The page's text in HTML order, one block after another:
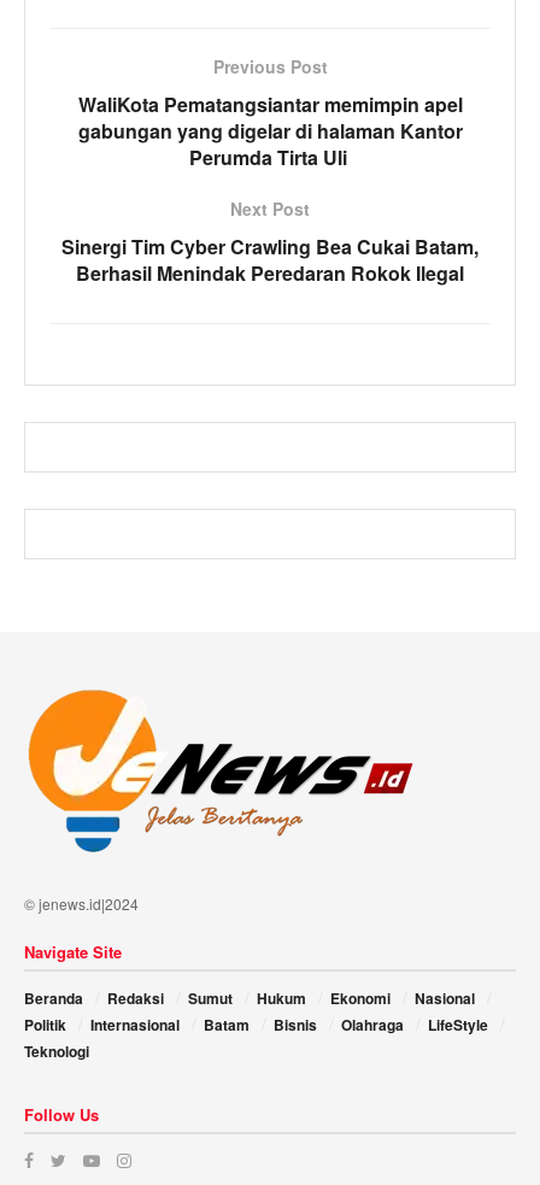
Previous Post
WaliKota Pematangsiantar memimpin apel
gabungan yang digelar di halaman Kantor
Perumda Tirta Uli
Next Post
Sinergi Tim Cyber Crawling Bea Cukai Batam,
Berhasil Menindak Peredaran Rokok Ilegal
© jenews.id|2024
Navigate Site
Beranda Redaksi Sumut Hukum Ekonomi
Nasional
Politik
Internasional Batam Bisnis Olahraga
LifeStyle
Teknologi
Follow Us